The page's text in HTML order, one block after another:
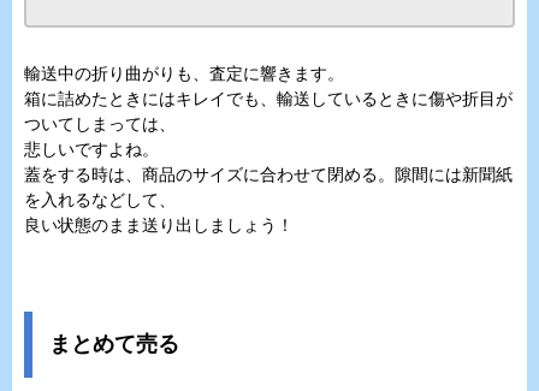
輸送中の折り曲がりも、査定に響きます。
箱に詰めたときにはキレイでも、輸送しているときに傷や折目が
ついてしまっては、
悲しいですよね。
蓋をする時は、商品のサイズに合わせて閉める。隙間には新聞紙
を入れるなどして、
良い状態のまま送り出しましょう！
まとめて売る